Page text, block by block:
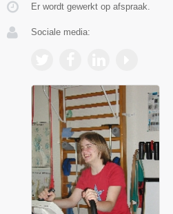
Er wordt gewerkt op afspraak.
Sociale media: